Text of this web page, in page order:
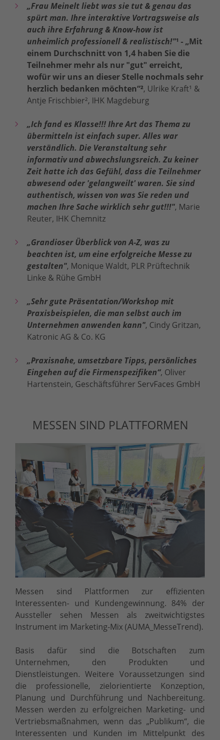
„Frau Meinelt liebt was sie tut & genau das
spürt man. Ihre interaktive Vortragsweise als
auch ihre Erfahrung & Know-how ist
unheimlich professionell & realistisch!"¹ - „Mit
einem Durchschnitt von 1,4 haben Sie die
Teilnehmer mehr als nur "gut" erreicht,
wofür wir uns an dieser Stelle nochmals sehr
herzlich bedanken möchten“², Ulrike Kraft¹ &
Antje Frischbier², IHK Magdeburg
„Ich fand es Klasse!!! Ihre Art das Thema zu
übermitteln ist einfach super. Alles war
verständlich. Die Veranstaltung sehr
informativ und abwechslungsreich. Zu keiner
Zeit hatte ich das Gefühl, dass die Teilnehmer
abwesend oder 'gelangweilt' waren. Sie sind
authentisch, wissen von was Sie reden und
machen Ihre Sache wirklich sehr gut!!!", Marie
Reuter, IHK Chemnitz
„Grandioser Überblick von A-Z, was zu
beachten ist, um eine erfolgreiche Messe zu
gestalten", Monique Waldt, PLR Prüftechnik
Linke & Rühe GmbH
„Sehr gute Präsentation/Workshop mit
Praxisbeispielen, die man selbst auch im
Unternehmen anwenden kann", Cindy Gritzan,
Katronic AG & Co. KG
„Praxisnahe, umsetzbare Tipps, persönliches
Eingehen auf die Firmenspezifiken“, Oliver
Hartenstein, Geschäftsführer ServFaces GmbH
MESSEN SIND PLATTFORMEN
Messen sind Plattformen zur effizienten
Interessenten- und Kundengewinnung. 84% der
Aussteller sehen Messen als zweitwichtigstes
Instrument im Marketing-Mix (AUMA_MesseTrend).
Basis dafür sind die Botschaften zum
Unternehmen, den Produkten und
Dienstleistungen. Weitere Voraussetzungen sind
die professionelle, zielorientierte Konzeption,
Planung und Durchführung und Nachbereitung.
Messen werden zu erfolgreichen Marketing- und
Vertriebsmaßnahmen, wenn das „Publikum“, die
Interessenten und Kunden im Mittelpunkt des